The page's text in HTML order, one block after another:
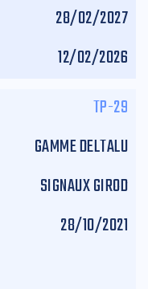
28/02/2027
12/02/2026
TP-29
GAMME DELTALU
SIGNAUX GIROD
28/10/2021